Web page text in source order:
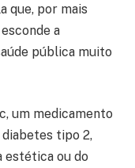
que, por mais
a
pública muito
um medicamento
tipo 2,
estética ou do